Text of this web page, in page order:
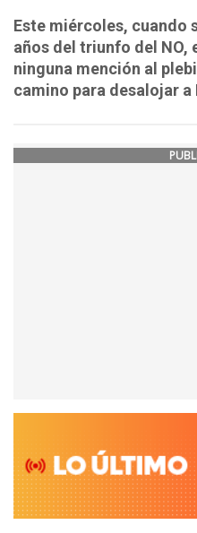
Este miércoles, cuando
años del triunfo del NO,
ninguna mención al
camino para desalojar